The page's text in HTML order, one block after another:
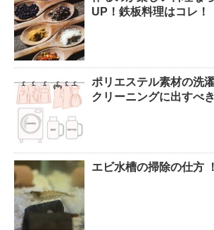
腹痛、しかも激痛
る。どんなことが考
癒しを与えてくれ
の産卵時期はいつ？
点滴でできたむく
UP！鉄板料理はコレ！
ポリエステル素材の洗
クリーニングに出すべ
エビ水槽の掃除の仕方 ！